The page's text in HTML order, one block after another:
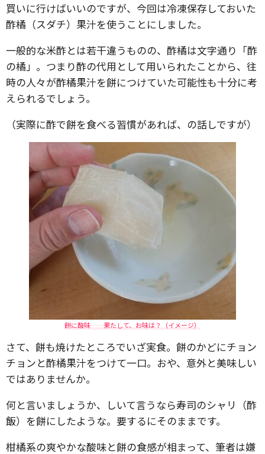
買いに行けばいいのですが、今回は冷凍保存しておいた
酢橘（スダチ）果汁を使うことにしました。
一般的な米酢とは若干違うものの、酢橘は文字通り「酢
の橘」。つまり酢の代用として用いられたことから、往
時の人々が酢橘果汁を餅につけていた可能性も十分に考
えられるでしょう。
（実際に酢で餅を食べる習慣があれば、の話しですが）
餅に酸味……果たして、お味は？（イメージ）
さて、餅も焼けたところでいざ実食。餅のかどにチョン
チョンと酢橘果汁をつけて一口。おや、意外と美味しい
ではありませんか。
何と言いましょうか、しいて言うなら寿司のシャリ（酢
飯）を餅にしたような。要するにそのままです。
柑橘系の爽やかな酸味と餅の食感が相まって、筆者は嫌